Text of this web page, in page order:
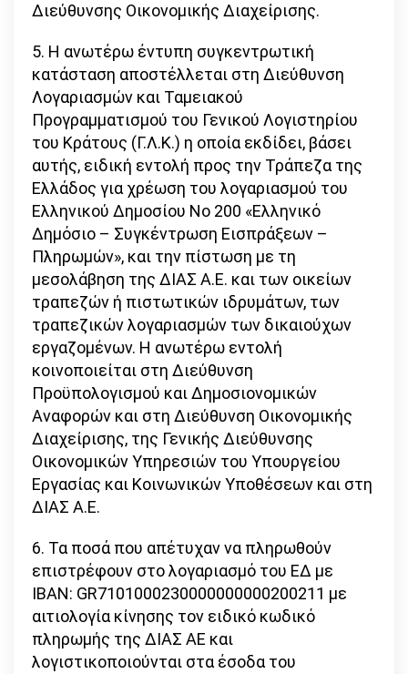
Διεύθυνσης Οικονομικής Διαχείρισης.
5. Η ανωτέρω έντυπη συγκεντρωτική
κατάσταση αποστέλλεται στη Διεύθυνση
Λογαριασμών και Ταμειακού
Προγραμματισμού του Γενικού Λογιστηρίου
του Κράτους (Γ.Λ.Κ.) η οποία εκδίδει, βάσει
αυτής, ειδική εντολή προς την Τράπεζα της
Ελλάδος για χρέωση του λογαριασμού του
Ελληνικού Δημοσίου Νο 200 «Ελληνικό
Δημόσιο – Συγκέντρωση Εισπράξεων –
Πληρωμών», και την πίστωση με τη
μεσολάβηση της ΔΙΑΣ Α.Ε. και των οικείων
τραπεζών ή πιστωτικών ιδρυμάτων, των
τραπεζικών λογαριασμών των δικαιούχων
εργαζομένων. Η ανωτέρω εντολή
κοινοποιείται στη Διεύθυνση
Προϋπολογισμού και Δημοσιονομικών
Αναφορών και στη Διεύθυνση Οικονομικής
Διαχείρισης, της Γενικής Διεύθυνσης
Οικονομικών Υπηρεσιών του Υπουργείου
Εργασίας και Κοινωνικών Υποθέσεων και στη
ΔΙΑΣ Α.Ε.
6. Τα ποσά που απέτυχαν να πληρωθούν
επιστρέφουν στο λογαριασμό του ΕΔ με
ΙΒΑΝ: GR7101000230000000000200211 με
αιτιολογία κίνησης τον ειδικό κωδικό
πληρωμής της ΔΙΑΣ ΑΕ και
λογιστικοποιούνται στα έσοδα του